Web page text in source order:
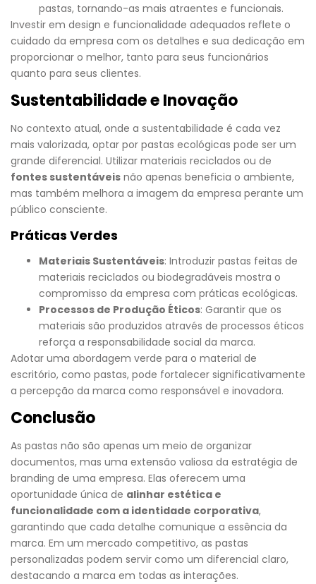
pastas, tornando-as mais atraentes e funcionais.
Investir em design e funcionalidade adequados reflete o
cuidado da empresa com os detalhes e sua dedicação em
proporcionar o melhor, tanto para seus funcionários
quanto para seus clientes.
Sustentabilidade e Inovação
No contexto atual, onde a sustentabilidade é cada vez
mais valorizada, optar por pastas ecológicas pode ser um
grande diferencial. Utilizar materiais reciclados ou de
fontes sustentáveis não apenas beneficia o ambiente,
mas também melhora a imagem da empresa perante um
público consciente.
Práticas Verdes
Materiais Sustentáveis: Introduzir pastas feitas de
materiais reciclados ou biodegradáveis mostra o
compromisso da empresa com práticas ecológicas.
Processos de Produção Éticos: Garantir que os
materiais são produzidos através de processos éticos
reforça a responsabilidade social da marca.
Adotar uma abordagem verde para o material de
escritório, como pastas, pode fortalecer significativamente
a percepção da marca como responsável e inovadora.
Conclusão
As pastas não são apenas um meio de organizar
documentos, mas uma extensão valiosa da estratégia de
branding de uma empresa. Elas oferecem uma
oportunidade única de alinhar estética e
funcionalidade com a identidade corporativa,
garantindo que cada detalhe comunique a essência da
marca. Em um mercado competitivo, as pastas
personalizadas podem servir como um diferencial claro,
destacando a marca em todas as interações.